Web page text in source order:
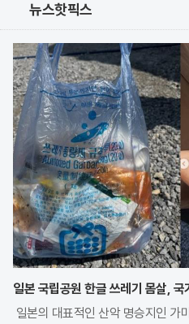
뉴스핫픽스
일본 국립공원 한글 쓰레기 몸살, 국
일본의 대표적인 산악 명승지인 가